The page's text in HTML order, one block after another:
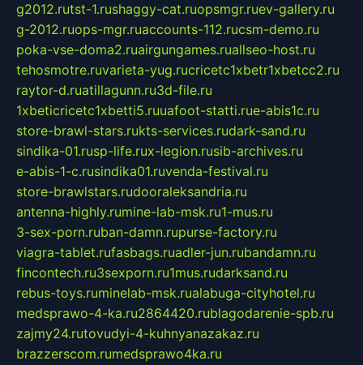
g2012.rutst-1.rushaggy-cat.ruopsmgr.ruev-gallery.ru
g-2012.ruops-mgr.ruaccounts-112.rucsm-demo.ru
poka-vse-doma2.ruairgungames.ruallseo-host.ru
tehosmotre.ruvarieta-yug.rucricetc1xbetr1xbetcc2.ru
raytor-d.ruatillagunn.ru3d-file.ru
1xbeticricetc1xbetti5.ruuafoot-statti.rue-abis1c.ru
store-brawl-stars.rukts-services.rudark-sand.ru
sindika-01.rusp-life.rux-legion.rusib-archives.ru
e-abis-1-c.rusindika01.ruvenda-festival.ru
store-brawlstars.rudooraleksandria.ru
antenna-highly.rumine-lab-msk.ru1-mus.ru
3-sex-porn.ruban-damn.rupurse-factory.ru
viagra-tablet.rufasbags.ruadler-jun.rubandamn.ru
fincontech.ru3sexporn.ru1mus.rudarksand.ru
rebus-toys.ruminelab-msk.rualabuga-cityhotel.ru
medsprawo-4-ka.ru2864420.rublagodarenie-spb.ru
zajmy24.rutovudyi-4-kuhnyanazakaz.ru
brazzerscom.rumedsprawo4ka.ru